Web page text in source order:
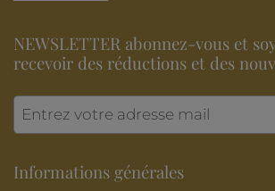
NEWSLETTER abonnez-vous et
recevoir des réductions et des
Informations générales